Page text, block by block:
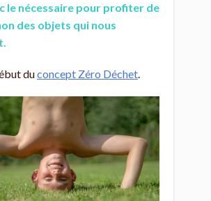
le nécessaire pour profiter de
des objets qui nous
duconcept Zéro Déchet.